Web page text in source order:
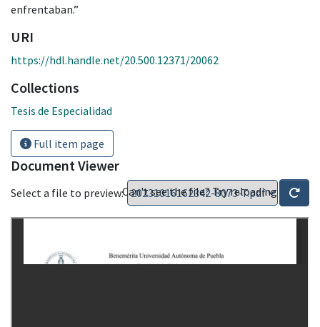
enfrentaban.”
URI
https://hdl.handle.net/20.500.12371/20062
Collections
Tesis de Especialidad
Full item page
Document Viewer
Select a file to preview:Can't see the file? Try reloading